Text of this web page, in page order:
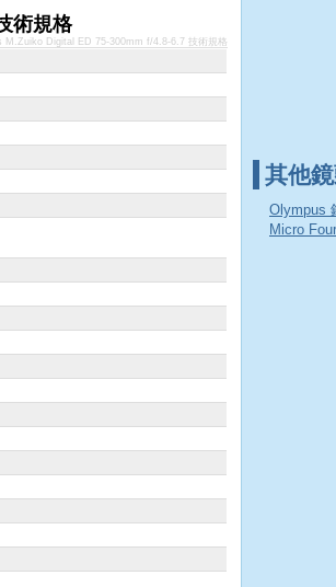
術規格
M.Zuiko Digital ED 75-300mm f/4.8-6.7 技術規格
其他
Olympus
Micro